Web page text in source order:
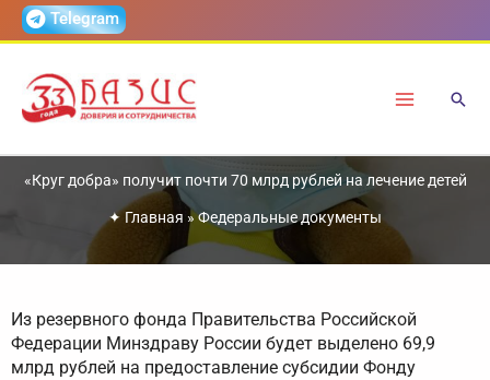
ПерейтиTelegram
«Круг добра» получит почти 70 млрд рублей на лечение детей
✦ Главная »Федеральные документы
Из резервного фонда Правительства Российской
Федерации Минздраву России будет выделено 69,9
млрд рублей на предоставление субсидии Фонду